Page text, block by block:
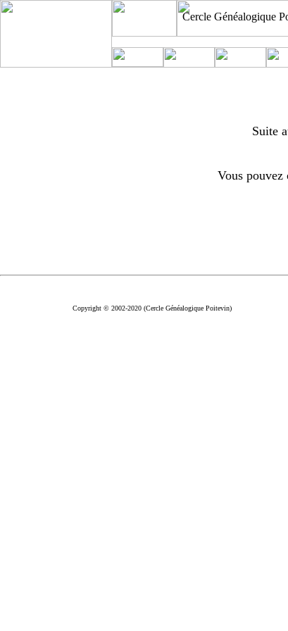
Cercle Généalogique
Suite
Vous pouvez
Copyright © 2002-2020 (Cercle Généalogique Poitevin)